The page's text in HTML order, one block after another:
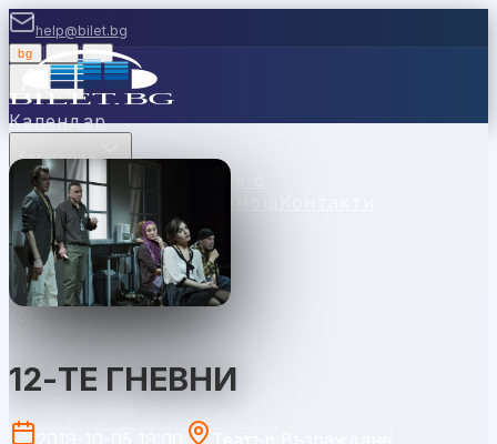
help@bilet.bg
bg |
Вход
Календар
Категории
МестаКаси
Продавайте с
насВаучериНовини
София
12-ТЕ ГНЕВНИ